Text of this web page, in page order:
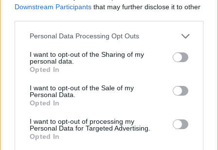
Downstream Participants that may further disclose it to other
Personal Data Processing Opt Outs
I want to opt-out of the Sharing of my
personal data.
Opted In
I want to opt-out of the Sale of my
Personal Data.
Opted In
I want to opt-out of processing my
Personal Data for Targeted Advertising.
Opted In